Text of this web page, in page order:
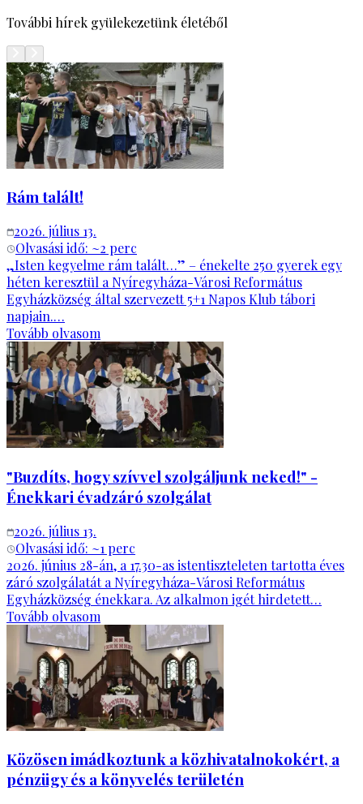
További hírek gyülekezetünk életéből
Rám talált!
2026. július 13.
Olvasási idő: ~2 perc
„Isten kegyelme rám talált…” – énekelte 250 gyerek egy
héten keresztül a Nyíregyháza-Városi Református
Egyházközség által szervezett 5+1 Napos Klub tábori
napjain.…
Tovább olvasom
"Buzdíts, hogy szívvel szolgáljunk neked!" -
Énekkari évadzáró szolgálat
2026. július 13.
Olvasási idő: ~1 perc
2026. június 28-án, a 17.30-as istentiszteleten tartotta éves
záró szolgálatát a Nyíregyháza-Városi Református
Egyházközség énekkara. Az alkalmon igét hirdetett…
Tovább olvasom
Közösen imádkoztunk a közhivatalnokokért, a
pénzügy és a könyvelés területén